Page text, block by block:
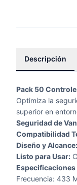
Descripción
Pack 50
Optimiza la
superior en
Seguridad de
Compatibilidad
Diseño y Alcance:
Listo para Usar:
Frecuencia: 433